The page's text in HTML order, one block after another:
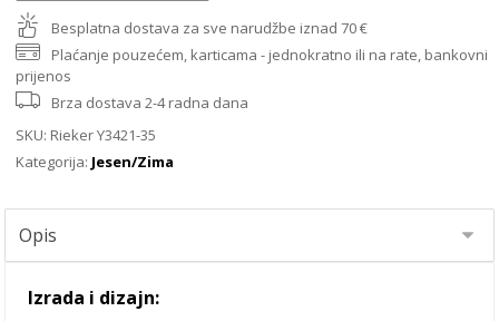
Besplatna dostava za sve narudžbe iznad 70 €
Plaćanje pouzećem, karticama - jednokratno ili na rate, bankovni
prijenos
Brza dostava 2-4 radna dana
SKU: Rieker Y3421-35
Kategorija: Jesen/Zima
Izrada i dizajn: